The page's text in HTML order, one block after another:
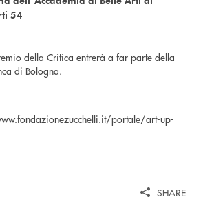
54
della Critica entrerà a far parte della
di Bologna.
portale/art-up-
SHARE